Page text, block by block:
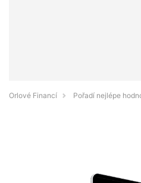
Orlové Financí Pořadí nejlépe